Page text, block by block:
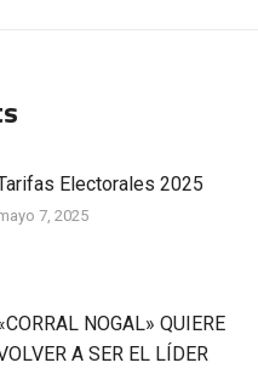
Electorales 2025
7, 2025
NOGAL» QUIERE
A SER EL LÍDER